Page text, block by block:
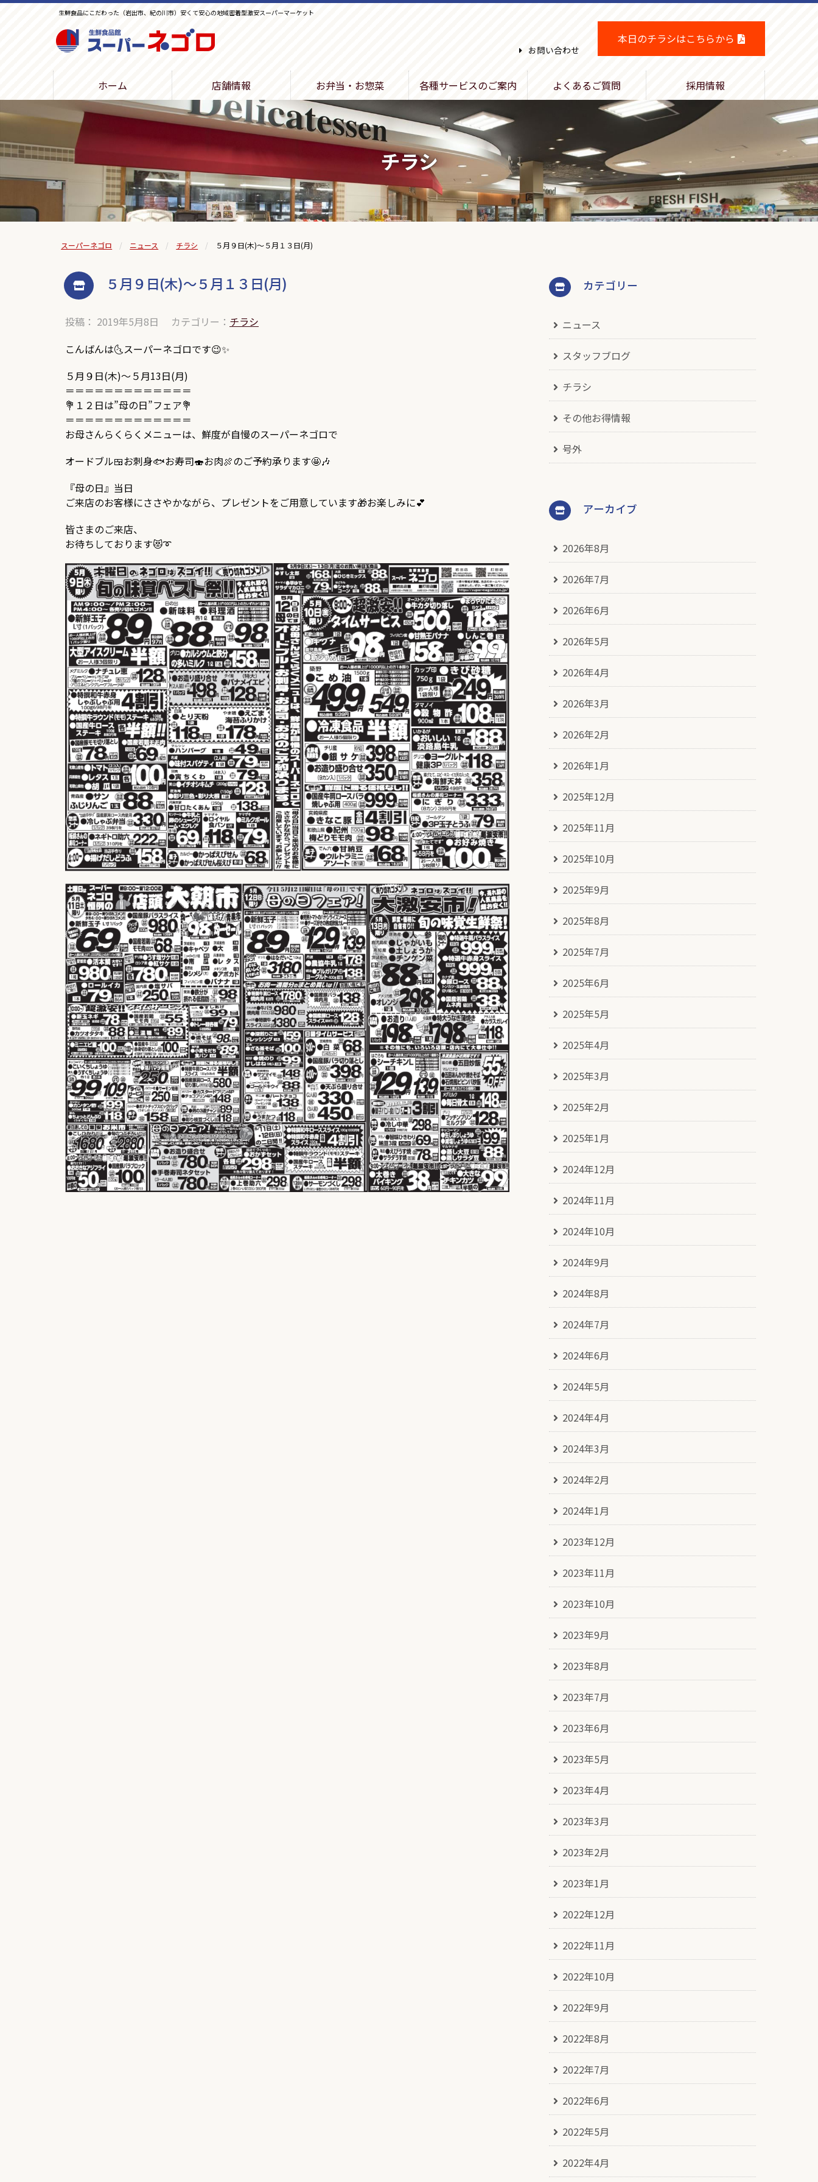
生鮮食品にこだわった（岩出市、紀の川市）安くて安心の地域密着型激安スーパーマーケット
本日のチラシはこちらから
お問い合わせ
ホーム 店舗情報 お弁当・お惣菜 各種サービスのご案内 よくあるご質問 採用情報
チラシ
スーパーネゴロ ニュース チラシ ５月９日(木)～５月１３日(月)
５月９日(木)～５月１３日(月)
投稿： 2019年5月8日 カテゴリー： チラシ
こんばんは🌜スーパーネゴロです😉✨
５月９日(木)～５月13日(月)
＝＝＝＝＝＝＝＝＝＝＝＝＝
💐１２日は”母の日”フェア💐
＝＝＝＝＝＝＝＝＝＝＝＝＝
お母さんらくらくメニューは、鮮度が自慢のスーパーネゴロで
オードブル🍱お刺身🐟お寿司🍣お肉🍖のご予約承ります🤩🎶
『母の日』当日
ご来店のお客様にささやかながら、プレゼントをご用意しています🎁お楽しみに💕
皆さまのご来店、
お待ちしております😻➰
カテゴリー
ニュース
スタッフブログ
チラシ
その他お得情報
号外
アーカイブ
2026年8月
2026年7月
2026年6月
2026年5月
2026年4月
2026年3月
2026年2月
2026年1月
2025年12月
2025年11月
2025年10月
2025年9月
2025年8月
2025年7月
2025年6月
2025年5月
2025年4月
2025年3月
2025年2月
2025年1月
2024年12月
2024年11月
2024年10月
2024年9月
2024年8月
2024年7月
2024年6月
2024年5月
2024年4月
2024年3月
2024年2月
2024年1月
2023年12月
2023年11月
2023年10月
2023年9月
2023年8月
2023年7月
2023年6月
2023年5月
2023年4月
2023年3月
2023年2月
2023年1月
2022年12月
2022年11月
2022年10月
2022年9月
2022年8月
2022年7月
2022年6月
2022年5月
2022年4月